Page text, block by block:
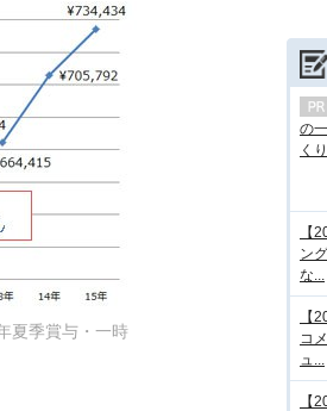
夏季賞与・一時
の
く
【
ン
な...
【
コ
ュ...
【